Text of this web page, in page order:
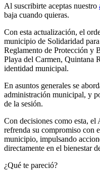
Al suscribirte aceptas nuestro
baja cuando quieras.
Con esta actualización, el
municipio de Solidaridad
Reglamento de Protección y
Playa del Carmen, Quintana
identidad municipal.
En asuntos generales se
administración municipal, y
de la sesión.
Con decisiones como esta,
refrenda su compromiso con
municipio, impulsando
directamente en el bienestar
¿Qué te pareció?